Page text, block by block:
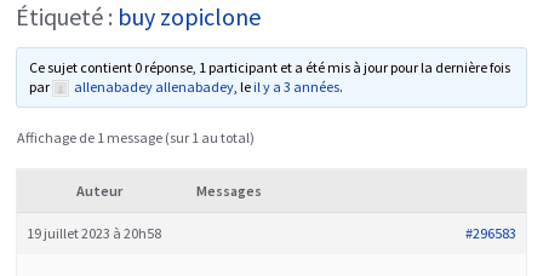
Étiqueté : buy zopiclone
Ce sujet contient 0 réponse, 1 participant et a été mis à jour pour la dernière fois
par
allenabadey allenabadey, le il y a 3 années.
Affichage de 1 message (sur 1 au total)
Auteur Messages
19 juillet 2023 à 20h58 #296583